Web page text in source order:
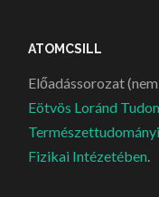
ATOMCSILL
Előadássorozat
Eötvös Loránd
Fizikai Intézetében.